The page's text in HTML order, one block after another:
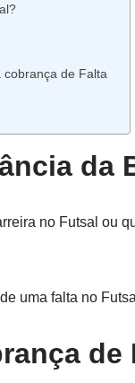
de Falta
da
no Futsal ou
uma falta no
de